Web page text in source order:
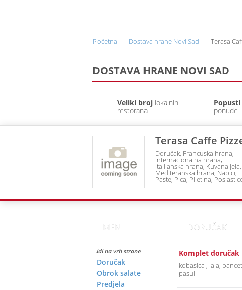
Početna Dostava hrane Novi Sad Terasa
DOSTAVA HRANE NOVI SAD
Veliki broj lokalnih
restorana
Popusti
ponude
Terasa Caffe
Doručak Francuska hrana
Internacionalna hrana
Italijanska hrana Kuvana jela
Mediteranska hrana Napici
Paste Pica Piletina
Ribe i plodovi mora
MENI
idi na vrh strane
Doručak
Obrok salate
Predjela
DORUČAK
Komplet doručak
kobasica , jaja,
pasulj